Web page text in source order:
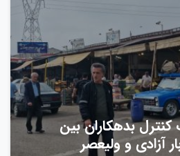
بدهکاران بین
آزادی و ولیعصر